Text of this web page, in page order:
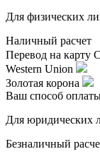
Для физических
Наличный расчет
Перевод на карту
Western Union
Золотая корона
Ваш способ
Для юридических
Безналичный